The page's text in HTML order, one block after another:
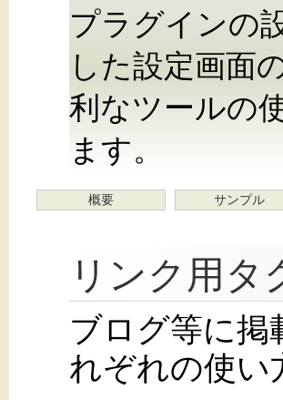
プラグインの
した設定画面
利なツールの
ます。
概要 サンプル
リンク用タ
ブログ等に
れぞれの使い